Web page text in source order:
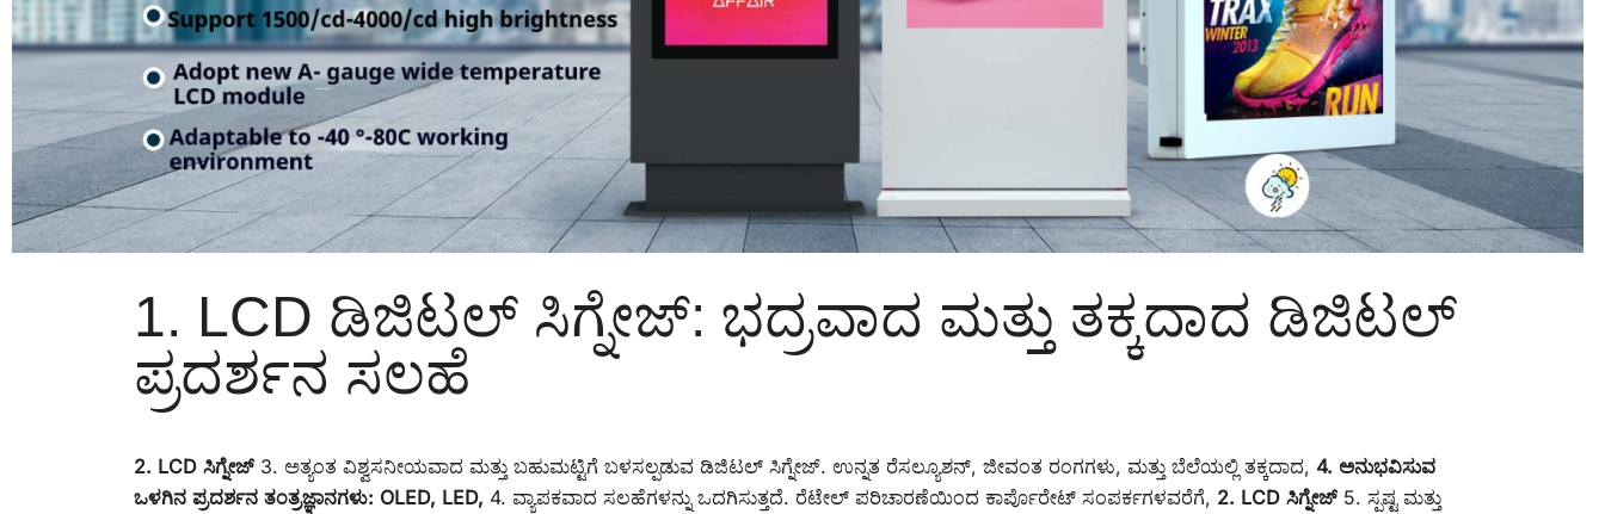
1. LCD ಡಿಜಿಟಲ್ ಸಿಗ್ನೇಜ್: ಭದ್ರವಾದ ಮತ್ತು ತಕ್ಕದಾದ ಡಿಜಿಟಲ್
ಪ್ರದರ್ಶನ ಸಲಹೆ
2. LCD ಸಿಗ್ನೇಜ್ 3. ಅತ್ಯಂತ ವಿಶ್ವಸನೀಯವಾದ ಮತ್ತು ಬಹುಮಟ್ಟಿಗೆ ಬಳಸಲ್ಪಡುವ ಡಿಜಿಟಲ್ ಸಿಗ್ನೇಜ್. ಉನ್ನತ ರೆಸಲ್ಯೂಶನ್, ಜೀವಂತ ರಂಗಗಳು, ಮತ್ತು ಬೆಲೆಯಲ್ಲಿ ತಕ್ಕದಾದ, 4. ಅನುಭವಿಸುವ
ಒಳಗಿನ ಪ್ರದರ್ಶನ ತಂತ್ರಜ್ಞಾನಗಳು: OLED, LED, 4. ವ್ಯಾಪಕವಾದ ಸಲಹೆಗಳನ್ನು ಒದಗಿಸುತ್ತದೆ. ರೆಟೇಲ್ ಪರಿಚಾರಣೆಯಿಂದ ಕಾರ್ಪೊರೇಟ್ ಸಂಪರ್ಕಗಳವರೆಗೆ, 2. LCD ಸಿಗ್ನೇಜ್ 5. ಸ್ಪಷ್ಟ ಮತ್ತು